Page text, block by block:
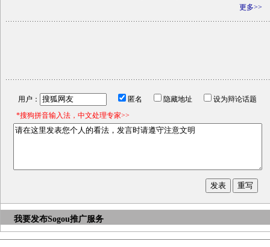
更多>>
用户： 匿名 隐藏地址
设为辩论话题
*搜狗拼音输入法，中文处理专家>>
我要发布Sogou推广服务